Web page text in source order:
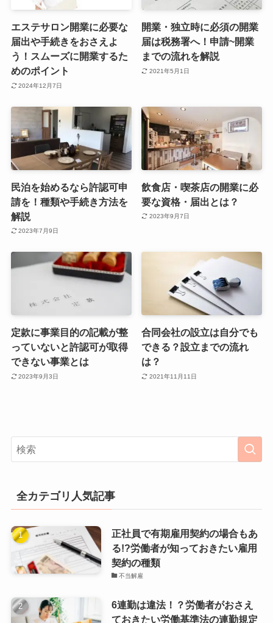
エステサロン開業に必要な
届出や手続きをおさえよ
う！スムーズに開業するた
めのポイント
2024年12月7日
開業・独立時に必須の開業
届は税務署へ！申請~開業
までの流れを解説
2021年5月1日
民泊を始めるなら許認可申
請を！種類や手続き方法を
解説
2023年7月9日
飲食店・喫茶店の開業に必
要な資格・届出とは？
2023年9月7日
定款に事業目的の記載が整
っていないと許認可が取得
できない事業とは
2023年9月3日
合同会社の設立は自分でも
できる？設立までの流れ
は？
2021年11月11日
全カテゴリ人気記事
正社員で有期雇用契約の場合もあ
る!?労働者が知っておきたい雇用
契約の種類
不当解雇
6連勤は違法！？労働者がおさえ
ておきたい労働基準法の連勤規定